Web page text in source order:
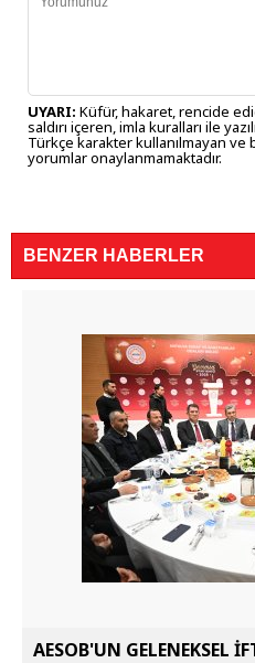
UYARI: Küfür, hakaret, rencide
saldırı içeren, imla kuralları ile
Türkçe karakter kullanılmayan ve
yorumlar onaylanmamaktadır.
BENZER HABERLER
AESOB'UN GELENEKSEL